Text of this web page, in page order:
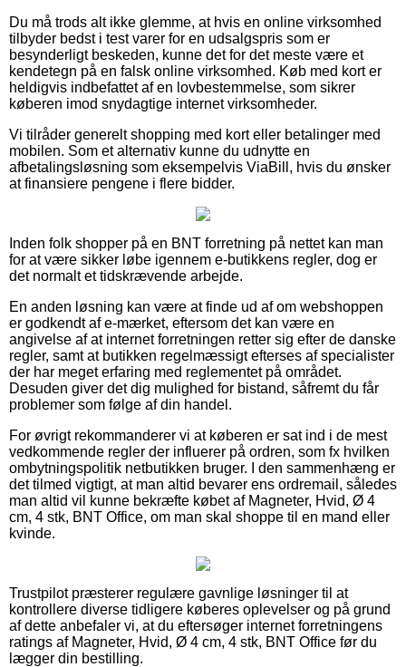
Du må trods alt ikke glemme, at hvis en online virksomhed
tilbyder bedst i test varer for en udsalgspris som er
besynderligt beskeden, kunne det for det meste være et
kendetegn på en falsk online virksomhed. Køb med kort er
heldigvis indbefattet af en lovbestemmelse, som sikrer
køberen imod snydagtige internet virksomheder.
Vi tilråder generelt shopping med kort eller betalinger med
mobilen. Som et alternativ kunne du udnytte en
afbetalingsløsning som eksempelvis ViaBill, hvis du ønsker
at finansiere pengene i flere bidder.
Inden folk shopper på en BNT forretning på nettet kan man
for at være sikker løbe igennem e-butikkens regler, dog er
det normalt et tidskrævende arbejde.
En anden løsning kan være at finde ud af om webshoppen
er godkendt af e-mærket, eftersom det kan være en
angivelse af at internet forretningen retter sig efter de danske
regler, samt at butikken regelmæssigt efterses af specialister
der har meget erfaring med reglementet på området.
Desuden giver det dig mulighed for bistand, såfremt du får
problemer som følge af din handel.
For øvrigt rekommanderer vi at køberen er sat ind i de mest
vedkommende regler der influerer på ordren, som fx hvilken
ombytningspolitik netbutikken bruger. I den sammenhæng er
det tilmed vigtigt, at man altid bevarer ens ordremail, således
man altid vil kunne bekræfte købet af Magneter, Hvid, Ø 4
cm, 4 stk, BNT Office, om man skal shoppe til en mand eller
kvinde.
Trustpilot præsterer regulære gavnlige løsninger til at
kontrollere diverse tidligere køberes oplevelser og på grund
af dette anbefaler vi, at du eftersøger internet forretningens
ratings af Magneter, Hvid, Ø 4 cm, 4 stk, BNT Office før du
lægger din bestilling.